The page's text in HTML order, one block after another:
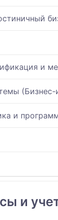
и
(Бизнес-
и
и